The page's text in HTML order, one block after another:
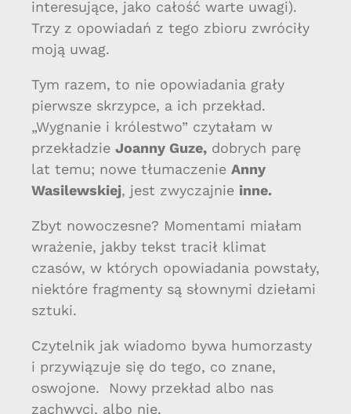
interesujące, jako całość warte uwagi).
Trzy z opowiadań z tego zbioru zwróciły
moją uwag.
Tym razem, to nie opowiadania grały
pierwsze skrzypce, a ich przekład.
„Wygnanie i królestwo” czytałam w
przekładzie Joanny Guze, dobrych parę
lat temu; nowe tłumaczenie Anny
Wasilewskiej, jest zwyczajnie inne.
Zbyt nowoczesne? Momentami miałam
wrażenie, jakby tekst tracił klimat
czasów, w których opowiadania powstały,
niektóre fragmenty są słownymi dziełami
sztuki.
Czytelnik jak wiadomo bywa humorzasty
i przywiązuje się do tego, co znane,
oswojone. Nowy przekład albo nas
zachwyci, albo nie.